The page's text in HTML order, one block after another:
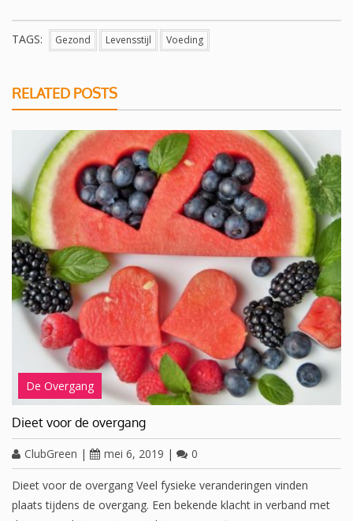
TAGS: Gezond Levensstijl Voeding
RELATED POSTS
De Overgang
Dieet voor de overgang
ClubGreen | mei 6, 2019 | 0
Dieet voor de overgang Veel fysieke veranderingen vinden
plaats tijdens de overgang. Een bekende klacht in verband met